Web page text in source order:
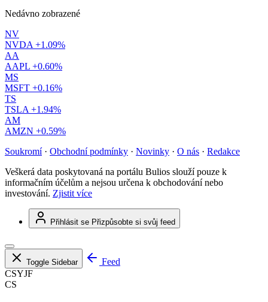
Nedávno zobrazené
NV
NVDA +1.09%
AA
AAPL +0.60%
MS
MSFT +0.16%
TS
TSLA +1.94%
AM
AMZN +0.59%
Soukromí · Obchodní podmínky · Novinky · O nás · Redakce
Veškerá data poskytovaná na portálu Bulios slouží pouze k
informačním účelům a nejsou určena k obchodování nebo
investování. Zjistit více
Přihlásit se Přizpůsobte si svůj feed
Toggle Sidebar
Feed
CSYJF
CS